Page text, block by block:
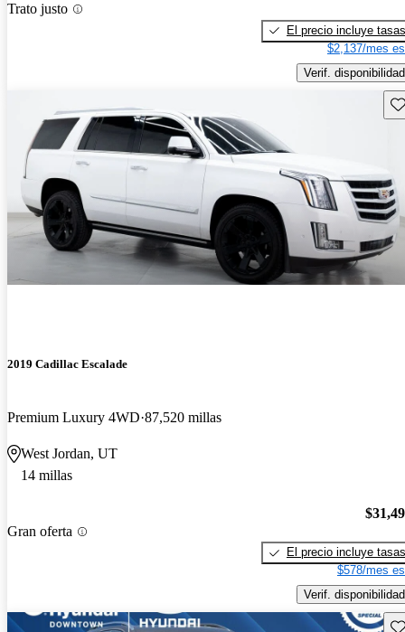
Trato justo
El precio incluye tasas
$2,137/mes
Verif. disponibilidad
2019 Cadillac Escalade
Premium Luxury 4WD 87,520 millas
West Jordan, UT
14 millas
Gran oferta
El precio incluye tasas
$578/mes
Verif. disponibilidad